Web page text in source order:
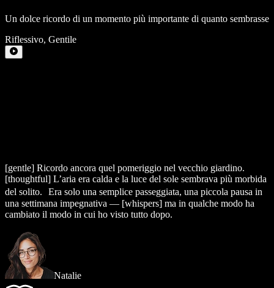
Un dolce ricordo di un momento più importante di quanto sembrasse
Riflessivo, Gentile
[gentle] Ricordo ancora quel pomeriggio nel vecchio giardino.
[thoughtful] L’aria era calda e la luce del sole sembrava più morbida
del solito. Era solo una semplice passeggiata, una piccola pausa in
una settimana impegnativa — [whispers] ma in qualche modo ha
cambiato il modo in cui ho visto tutto dopo.
Natalie